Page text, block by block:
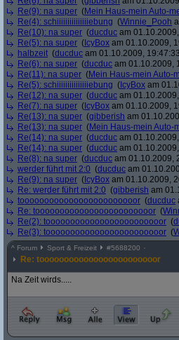
Re(9): na super (Mein Haus-mein Auto-
Re(4): schiiiiiiiiiiiiiiiebung (Winnie_Pooh
Re(10): na super (ducduc am
Re(5): na super ( IcyBox am 01.10.2009,
halbzeit (ducduc am 01.10.2009,
Re(6): na super (ducduc am 01.10.2009,
Re(11): na super (Mein Haus-mein Auto-
Re(5): schiiiiiiiiiiiiiiiebung ( IcyBox am
Re(12): na super (ducduc am
Re(7): na super ( IcyBox am 01.10.2009,
Re(13): na super (gibberish am
Re(13): na super (Mein Haus-mein Auto-
Re(14): na super (ducduc am
Re(14): na super (ducduc am
Re(8): na super (ducduc am 01.10.2009,
werder führt mit 2:0 (ducduc am
Re(9): na super ( IcyBox am 01.10.2009,
Re: werder führt mit 2:0 (gibberish am
toooooooooooooooooooooooor (ducduc
Re: toooooooooooooooooooooooor (
Re(2): toooooooooooooooooooooooor (
Re(3): toooooooooooooooooooooooor (
^ Forum Sport & Freizeit #5688200
Re: toooooooooooooooooooooooor
Na Zeit wirds.....